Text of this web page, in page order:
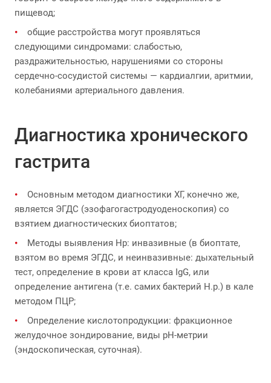
пищевод;
общие расстройства могут проявляться
следующими синдромами: слабостью,
раздражительностью, нарушениями со стороны
сердечно-сосудистой системы — кардиалгии, аритмии,
колебаниями артериального давления.
Диагностика хронического
гастрита
Основным методом диагностики ХГ, конечно же,
является ЭГДС (эзофагогастродуоденоскопия) со
взятием диагностических биоптатов;
Методы выявления Нр: инвазивные (в биоптате,
взятом во время ЭГДС, и неинвазивные: дыхательный
тест, определение в крови ат класса IgG, или
определение антигена (т.е. самих бактерий Н.р.) в кале
методом ПЦР;
Определение кислотопродукции: фракционное
желудочное зондирование, виды рН-метрии
(эндоскопическая, суточная).